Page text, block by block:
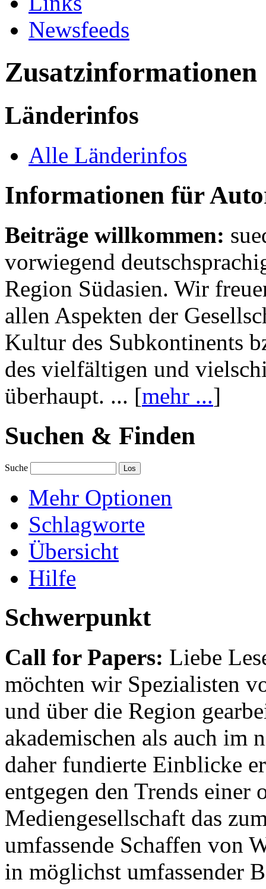
Newsfeeds
Zusatzinformationen
Länderinfos
Alle Länderinfos
Informationen für
Beiträge willkommen:
vorwiegend
Region Südasien. Wir
allen Aspekten der
Kultur des Subkontinents
des vielfältigen und
überhaupt. ... [mehr ...]
Suchen & Finden
Suche
Mehr Optionen
Schlagworte
Übersicht
Hilfe
Schwerpunkt
Call for Papers: Liebe
möchten wir Spezialisten
und über die Region
akademischen als auch im
daher fundierte Einblicke
entgegen den Trends einer
Mediengesellschaft das
umfassende Schaffen von
in möglichst umfassender